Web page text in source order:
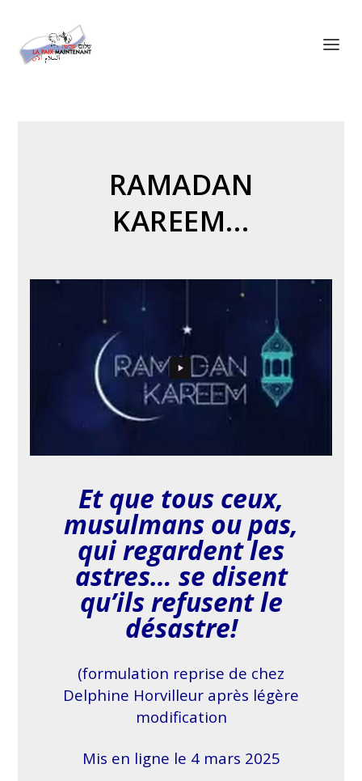
RAMADAN
KAREEM…
Et que tous ceux,
musulmans ou pas,
qui regardent les
astres… se disent
qu’ils refusent le
désastre!
(formulation reprise de chez
Delphine Horvilleur après légère
modification
Mis en ligne le 4 mars 2025